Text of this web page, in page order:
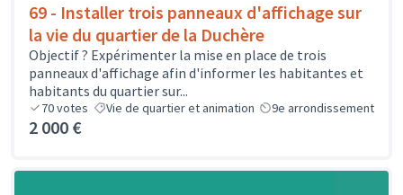
69 - Installer trois panneaux d'affichage sur
la vie du quartier de la Duchère
Objectif ? Expérimenter la mise en place de trois
panneaux d'affichage afin d'informer les habitantes et
habitants du quartier sur...
70votes Vie de quartier et animation 9e arrondissement
2 000 €